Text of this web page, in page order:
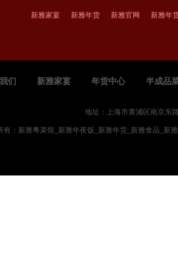
新雅家宴 新雅年货 新雅官网 新雅年
们 新雅家宴 年货中心 半成品
地址：上海市黄浦区南京
有：新雅粤菜馆_新雅年夜饭_新雅年货_新雅食品_